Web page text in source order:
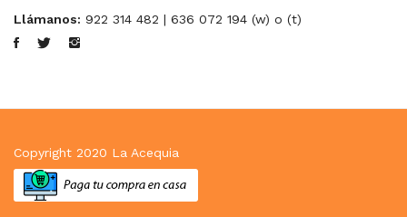
Llámanos: 922 314 482 | 636 072 194 (w) o (t)
Copyright 2020 La Acequia